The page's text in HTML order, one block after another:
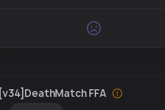
[v34]DeathMatch FFA